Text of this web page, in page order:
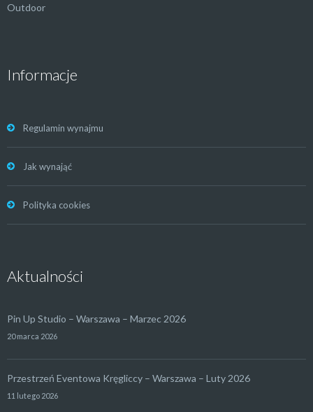
Outdoor
Informacje
Regulamin wynajmu
Jak wynająć
Polityka cookies
Aktualności
Pin Up Studio – Warszawa – Marzec 2026
20 marca 2026
Przestrzeń Eventowa Kręgliccy – Warszawa – Luty 2026
11 lutego 2026